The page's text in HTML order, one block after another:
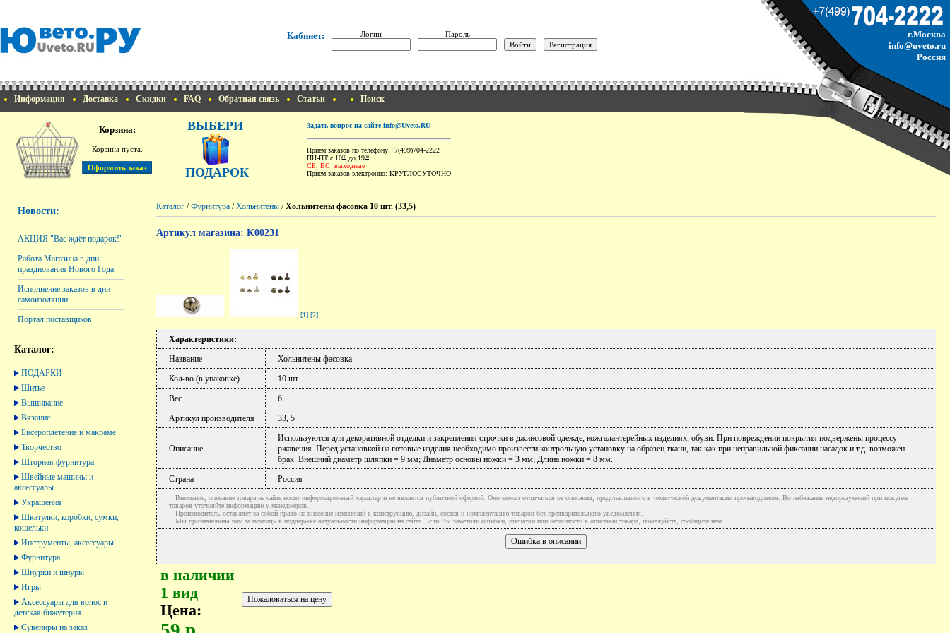
Кабинет: Логин Пароль
г.Москва
info@uveto.ru
Россия
Информация Доставка Скидки FAQ Обратная связь Статьи Поиск
Корзина:
Корзина пуста.
ВЫБЕРИ
ПОДАРОК
Задать вопрос на сайте info@Uveto.RU
Приём заказов по телефону +7(499)704-2222
ПН-ПТ с 1000 до 1900
СБ, ВС выходные
Прием заказов электронно: КРУГЛОСУТОЧНО
Новости:
АКЦИЯ "Вас ждёт подарок!"
Работа Магазина в дни
празднования Нового Года
Исполнение заказов в дни
самоизоляции.
Портал поставщиков
Каталог:
ПОДАРКИ
Шитье
Вышивание
Вязание
Бисероплетение и макраме
Творчество
Шторная фурнитура
Швейные машины и
аксессуары
Украшения
Шкатулки, коробки, сумки,
кошельки
Инструменты, аксессуары
Фурнитура
Шнурки и шнуры
Игры
Аксессуары для волос и
детская бижутерия
Сувениры на заказ
Каталог /Фурнитура /Хольнитены /Хольнитены фасовка 10 шт. (33,5)
Артикул магазина: K00231
[1] [2]
Характеристики:
Название
Хольнитены фасовка
Кол-во (в упаковке)
10 шт
Вес
6
Артикул производителя
33, 5
Описание
Используются для декоративной отделки и закрепления строчки в джинсовой одежде, кожгалантерейных изделиях, обуви. При повреждении покрытия подвержены процессу
ржавения. Перед установкой на готовые изделия необходимо произвести контрольную установку на образец ткани, так как при неправильной фиксации насадок и т.д. возможен
брак. Внешний диаметр шляпки = 9 мм; Диаметр основы ножки = 3 мм; Длина ножки = 8 мм.
Страна
Россия
Внимание, описание товара на сайте носит информационный характер и не является публичной офертой. Оно может отличаться от описания, представленного в технической документации производителя. Во избежание недоразумений при покупке
товаров уточняйте информацию у менеджеров.
Производитель оставляет за собой право на внесение изменений в конструкцию, дизайн, состав и комплектацию товаров без предварительного уведомления.
Мы признательны вам за помощь в поддержке актуальности информации на сайте. Если Вы заметили ошибки, опечатки или неточности в описании товара, пожалуйста, сообщите нам.
в наличии
1 вид
Цена: